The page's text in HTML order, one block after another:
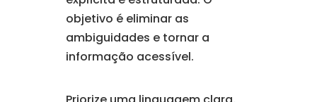
objetivo é eliminar as
ambiguidades e tornar a
informação acessível.